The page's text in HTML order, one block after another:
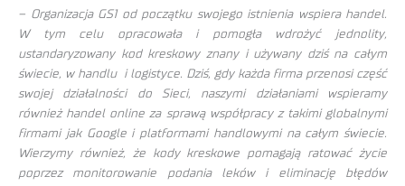
– Organizacja GS1 od początku swojego istnienia wspiera handel.
W tym celu opracowała i pomogła wdrożyć jednolity,
ustandaryzowany kod kreskowy znany i używany dziś na całym
świecie, w handlu i logistyce. Dziś, gdy każda firma przenosi część
swojej działalności do Sieci, naszymi działaniami wspieramy
również handel online za sprawą współpracy z takimi globalnymi
firmami jak Google i platformami handlowymi na całym świecie.
Wierzymy również, że kody kreskowe pomagają ratować życie
poprzez monitorowanie podania leków i eliminację błędów